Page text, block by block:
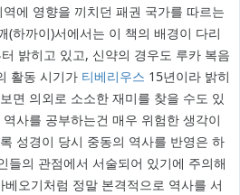
에 영향을 끼치던 패권 국가를 따르는
(하까이)서에서는 이 책의 배경이 다리
밝히고 있고, 신약의 경우도 루카 복음
활동 시기가 티베리우스 15년이라 밝히
면 의외로 소소한 재미를 찾을 수도 있
사를 공부하는건 매우 위험한 생각이
성경이 당시 중동의 역사를 반영은 하
들의 관점에서 서술되어 있기에 주의해
베오기처럼 정말 본격적으로 역사를 서